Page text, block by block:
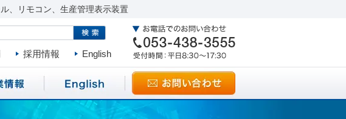
、リモコン、生産管理表示装置
採用情報 English